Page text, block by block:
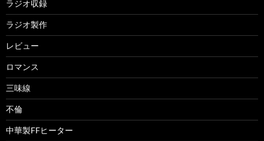
ラジオ収録
ラジオ製作
レビュー
ロマンス
三味線
不倫
中華製FFヒーター